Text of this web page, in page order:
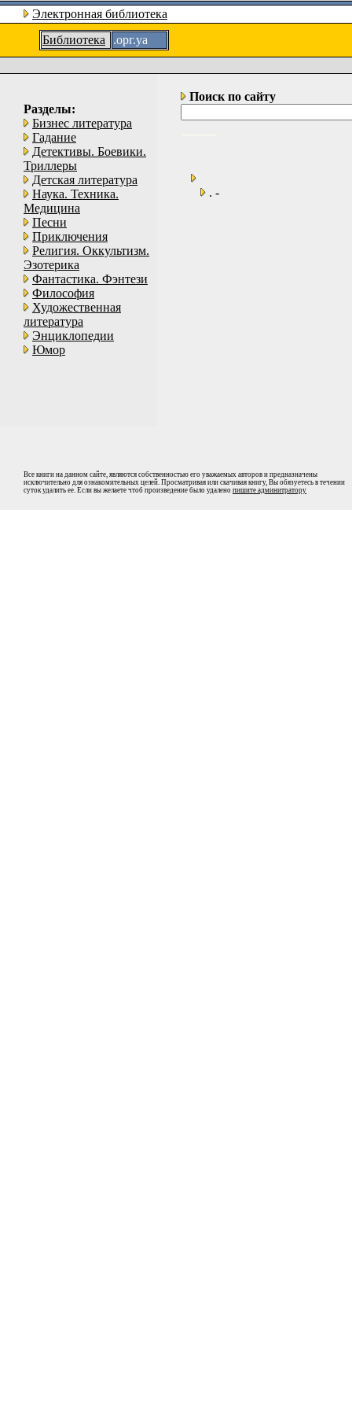
Электронная библиотека
Библиотека
.орг.уа
Разделы:
Бизнес литература
Гадание
Детективы. Боевики.
Триллеры
Детская литература
Наука. Техника.
Медицина
Песни
Приключения
Религия. Оккультизм.
Эзотерика
Фантастика. Фэнтези
Философия
Художественная
литература
Энциклопедии
Юмор
Поиск по сайту
. -
Все книги на данном сайте, являются собственностью его уважаемых авторов и предназначены
исключительно для ознакомительных целей. Просматривая или скачивая книгу, Вы обязуетесь в течении
суток удалить ее. Если вы желаете чтоб произведение было удалено пишите админитратору